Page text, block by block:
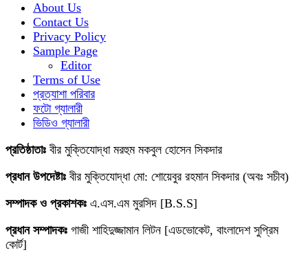
About Us
Contact Us
Privacy Policy
Sample Page
Editor
Terms of Use
প্রত্যাশা পরিবার
ফটো গ্যালারী
ভিডিও গ্যালারী
প্রতিষ্ঠাতাঃ বীর মুক্তিযোদ্ধা মরহুম মকবুল হোসেন সিকদার
প্রধান উপদেষ্টাঃ বীর মুক্তিযোদ্ধা মো: শোয়েবুর রহমান সিকদার (অবঃ সচীব)
সম্পাদক ও প্রকাশকঃ এ.এস.এম মুরসিদ [B.S.S]
প্রধান সম্পাদকঃ গাজী শাহিদুজ্জামান লিটন [এডভোকেট, বাংলাদেশ সুপ্রিম
কোর্ট]